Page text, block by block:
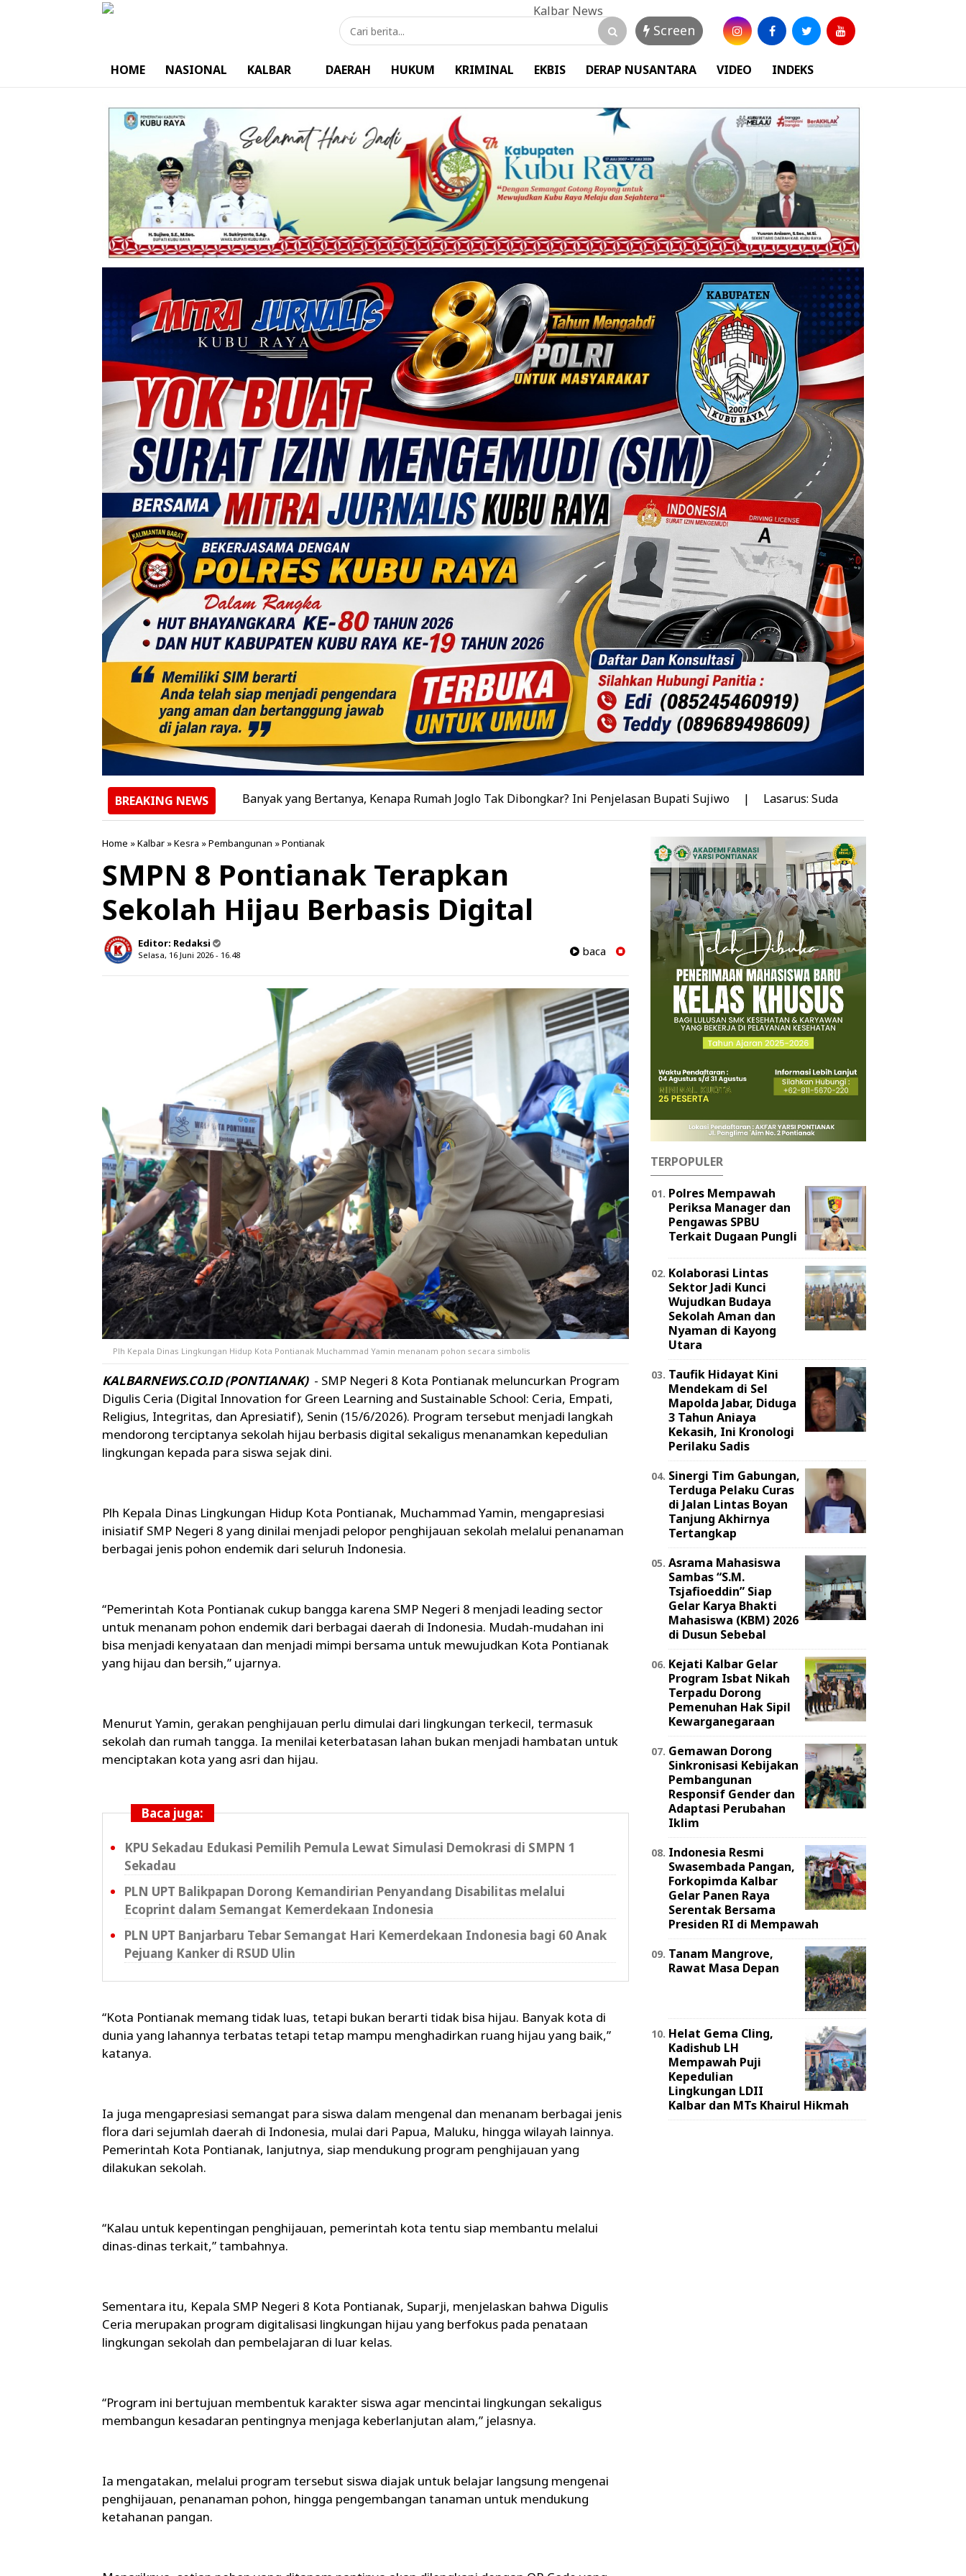
Screen
HOME NASIONAL KALBAR DAERAH HUKUM KRIMINAL EKBIS DERAP NUSANTARA VIDEO INDEKS
BREAKING NEWSBanyak yang Bertanya, Kenapa Rumah Joglo Tak Dibongkar? Ini Penjelasan Bupati Sujiwo | Lasarus: Sudah Saatnya Kalbar Miliki Stadion
Home »Kalbar »Kesra »Pembangunan »Pontianak
SMPN 8 Pontianak Terapkan
Sekolah Hijau Berbasis Digital
Editor: Redaksi
Selasa, 16 Juni 2026 - 16.48 baca
Plh Kepala Dinas Lingkungan Hidup Kota Pontianak Muchammad Yamin menanam pohon secara simbolis
KALBARNEWS.CO.ID (PONTIANAK) - SMP Negeri 8 Kota Pontianak meluncurkan Program
Digulis Ceria (Digital Innovation for Green Learning and Sustainable School: Ceria, Empati,
Religius, Integritas, dan Apresiatif), Senin (15/6/2026). Program tersebut menjadi langkah
mendorong terciptanya sekolah hijau berbasis digital sekaligus menanamkan kepedulian
lingkungan kepada para siswa sejak dini.
Plh Kepala Dinas Lingkungan Hidup Kota Pontianak, Muchammad Yamin, mengapresiasi
inisiatif SMP Negeri 8 yang dinilai menjadi pelopor penghijauan sekolah melalui penanaman
berbagai jenis pohon endemik dari seluruh Indonesia.
“Pemerintah Kota Pontianak cukup bangga karena SMP Negeri 8 menjadi leading sector
untuk menanam pohon endemik dari berbagai daerah di Indonesia. Mudah-mudahan ini
bisa menjadi kenyataan dan menjadi mimpi bersama untuk mewujudkan Kota Pontianak
yang hijau dan bersih,” ujarnya.
Menurut Yamin, gerakan penghijauan perlu dimulai dari lingkungan terkecil, termasuk
sekolah dan rumah tangga. Ia menilai keterbatasan lahan bukan menjadi hambatan untuk
menciptakan kota yang asri dan hijau.
Baca juga:
KPU Sekadau Edukasi Pemilih Pemula Lewat Simulasi Demokrasi di SMPN 1
Sekadau
PLN UPT Balikpapan Dorong Kemandirian Penyandang Disabilitas melalui
Ecoprint dalam Semangat Kemerdekaan Indonesia
PLN UPT Banjarbaru Tebar Semangat Hari Kemerdekaan Indonesia bagi 60 Anak
Pejuang Kanker di RSUD Ulin
“Kota Pontianak memang tidak luas, tetapi bukan berarti tidak bisa hijau. Banyak kota di
dunia yang lahannya terbatas tetapi tetap mampu menghadirkan ruang hijau yang baik,”
katanya.
Ia juga mengapresiasi semangat para siswa dalam mengenal dan menanam berbagai jenis
flora dari sejumlah daerah di Indonesia, mulai dari Papua, Maluku, hingga wilayah lainnya.
Pemerintah Kota Pontianak, lanjutnya, siap mendukung program penghijauan yang
dilakukan sekolah.
“Kalau untuk kepentingan penghijauan, pemerintah kota tentu siap membantu melalui
dinas-dinas terkait,” tambahnya.
Sementara itu, Kepala SMP Negeri 8 Kota Pontianak, Suparji, menjelaskan bahwa Digulis
Ceria merupakan program digitalisasi lingkungan hijau yang berfokus pada penataan
lingkungan sekolah dan pembelajaran di luar kelas.
“Program ini bertujuan membentuk karakter siswa agar mencintai lingkungan sekaligus
membangun kesadaran pentingnya menjaga keberlanjutan alam,” jelasnya.
Ia mengatakan, melalui program tersebut siswa diajak untuk belajar langsung mengenai
penghijauan, penanaman pohon, hingga pengembangan tanaman untuk mendukung
ketahanan pangan.
TERPOPULER
Polres Mempawah
Periksa Manager dan
Pengawas SPBU
Terkait Dugaan Pungli
Kolaborasi Lintas
Sektor Jadi Kunci
Wujudkan Budaya
Sekolah Aman dan
Nyaman di Kayong
Utara
Taufik Hidayat Kini
Mendekam di Sel
Mapolda Jabar, Diduga
3 Tahun Aniaya
Kekasih, Ini Kronologi
Perilaku Sadis
Sinergi Tim Gabungan,
Terduga Pelaku Curas
di Jalan Lintas Boyan
Tanjung Akhirnya
Tertangkap
Asrama Mahasiswa
Sambas “S.M.
Tsjafioeddin” Siap
Gelar Karya Bhakti
Mahasiswa (KBM) 2026
di Dusun Sebebal
Kejati Kalbar Gelar
Program Isbat Nikah
Terpadu Dorong
Pemenuhan Hak Sipil
Kewarganegaraan
Gemawan Dorong
Sinkronisasi Kebijakan
Pembangunan
Responsif Gender dan
Adaptasi Perubahan
Iklim
Indonesia Resmi
Swasembada Pangan,
Forkopimda Kalbar
Gelar Panen Raya
Serentak Bersama
Presiden RI di Mempawah
Tanam Mangrove,
Rawat Masa Depan
Helat Gema Cling,
Kadishub LH
Mempawah Puji
Kepedulian
Lingkungan LDII
Kalbar dan MTs Khairul Hikmah